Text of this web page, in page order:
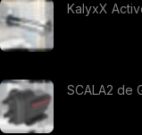
KalyxX
SCALA2 de